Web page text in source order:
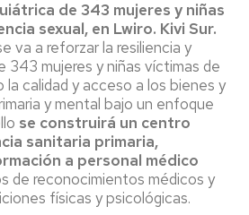
de 343 mujeres y niñas
sexual, en Lwiro. Kivi Sur.
va a reforzar la resiliencia y
343 mujeres y niñas víctimas de
la calidad y acceso a los bienes y
y mental bajo un enfoque
se construirá un centro
sanitaria primaria,
a personal médico
de reconocimientos médicos y
físicas y psicológicas.